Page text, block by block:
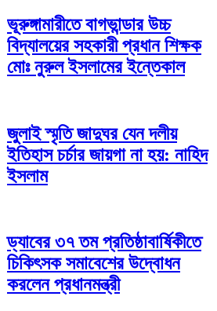
ভূরুঙ্গামারীতে বাগভান্ডার উচ্চ
বিদ্যালয়ের সহকারী প্রধান শিক্ষক
মোঃ নুরুল ইসলামের ইন্তেকাল
জুলাই স্মৃতি জাদুঘর যেন দলীয়
ইতিহাস চর্চার জায়গা না হয়: নাহিদ
ইসলাম
ড্যাবের ৩৭ তম প্রতিষ্ঠাবার্ষিকীতে
চিকিৎসক সমাবেশের উদ্বোধন
করলেন প্রধানমন্ত্রী